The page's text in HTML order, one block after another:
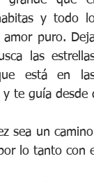
y todo
puro.
las
está en
y te guía
sea un
lo tanto con